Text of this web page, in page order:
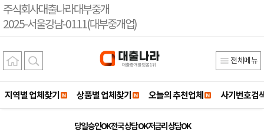
주식회사대출나라대부중개
2025-서울강남-0111(대부중개업)
전체메뉴
지역별 업체찾기 상품별 업체찾기 오늘의 추천업체 사기번호검
당일 승인OK 전국 상담 OK 저금리 상담OK